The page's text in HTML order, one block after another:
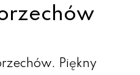
Piękny